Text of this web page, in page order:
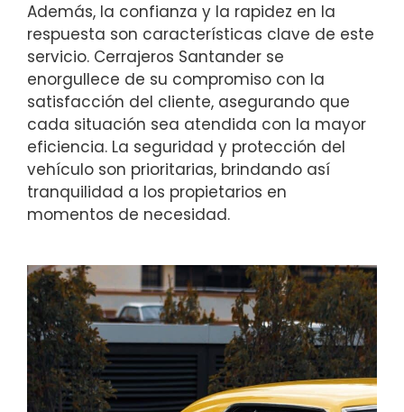
Además, la confianza y la rapidez en la
respuesta son características clave de este
servicio. Cerrajeros Santander se
enorgullece de su compromiso con la
satisfacción del cliente, asegurando que
cada situación sea atendida con la mayor
eficiencia. La seguridad y protección del
vehículo son prioritarias, brindando así
tranquilidad a los propietarios en
momentos de necesidad.